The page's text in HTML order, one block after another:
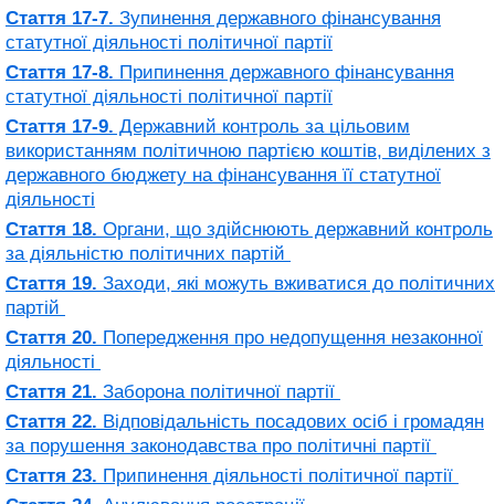
Стаття 17-7. Зупинення державного фінансування
статутної діяльності політичної партії
Стаття 17-8. Припинення державного фінансування
статутної діяльності політичної партії
Стаття 17-9. Державний контроль за цільовим
використанням політичною партією коштів, виділених з
державного бюджету на фінансування її статутної
діяльності
Стаття 18. Органи, що здійснюють державний контроль
за діяльністю політичних партій
Стаття 19. Заходи, які можуть вживатися до політичних
партій
Стаття 20. Попередження про недопущення незаконної
діяльності
Стаття 21. Заборона політичної партії
Стаття 22. Відповідальність посадових осіб і громадян
за порушення законодавства про політичні партії
Стаття 23. Припинення діяльності політичної партії